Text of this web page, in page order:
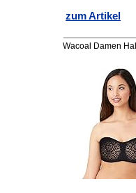
zum Artikel
Wacoal Damen